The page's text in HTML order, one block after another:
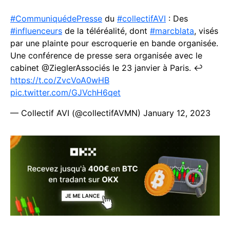
#CommuniquédePresse du #collectifAVI : Des
#influenceurs de la téléréalité, dont #marcblata, visés
par une plainte pour escroquerie en bande organisée.
Une conférence de presse sera organisée avec le
cabinet @ZieglerAssociés le 23 janvier à Paris. ↩️
https://t.co/ZvcVoA0wHB
pic.twitter.com/GJVchH6qet
— Collectif AVI (@collectifAVMN) January 12, 2023